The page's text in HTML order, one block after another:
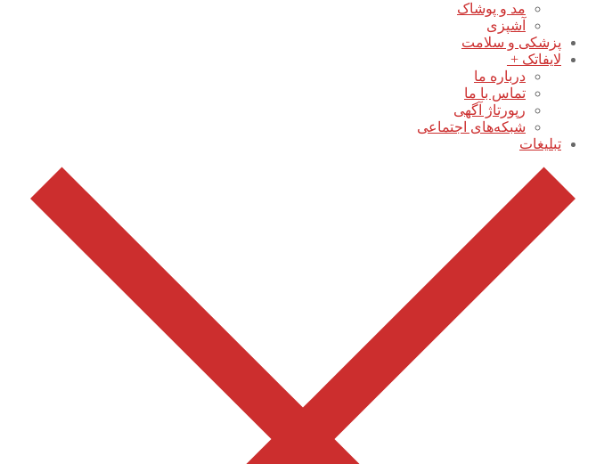
مد و پوشاک
آشپزی
پزشکی و سلامت
لایفاتک +
درباره ما
تماس با ما
رپورتاژ آگهی
شبکه‌های اجتماعی
تبلیغات